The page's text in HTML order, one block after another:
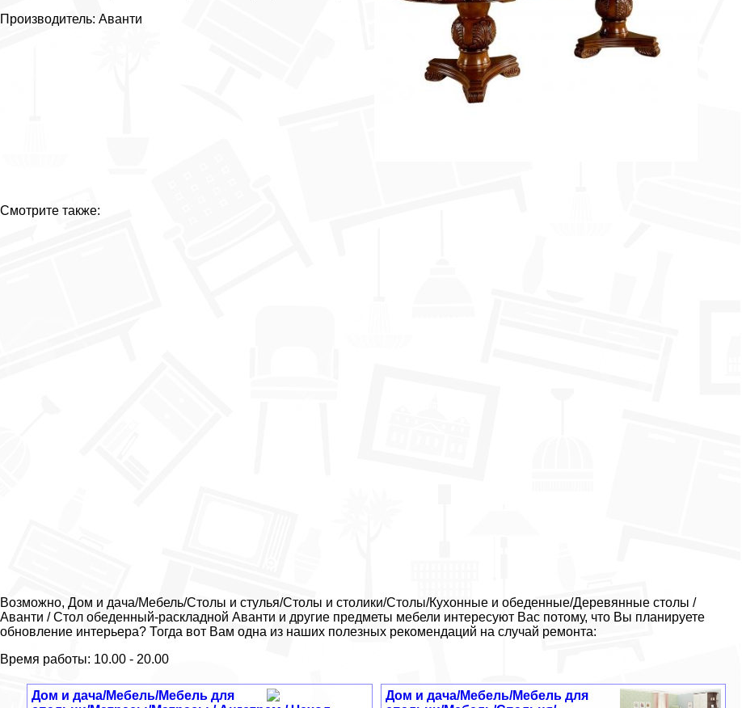
Производитель: Аванти
Смотрите также:
Возможно, Дом и дача/Мебель/Столы и стулья/Столы и столики/Столы/Кухонные и обеденные/Деревянные столы /
Аванти / Стол обеденный-раскладной Аванти и другие предметы мебели интересуют Вас потому, что Вы планируете
обновление интерьера? Тогда вот Вам одна из наших полезных рекомендаций на случай ремонта:
Время работы: 10.00 - 20.00
Дом и дача/Мебель/Мебель для
Дом и дача/Мебель/Мебель для